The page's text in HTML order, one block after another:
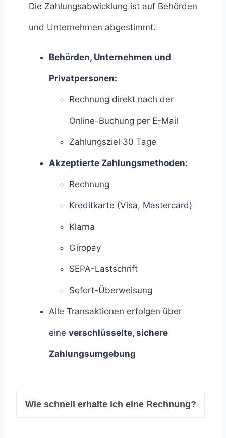
Die Zahlungsabwicklung ist auf Behörden
und Unternehmen abgestimmt.
Behörden, Unternehmen und
Privatpersonen:
Rechnung direkt nach der
Online-Buchung per E-Mail
Zahlungsziel 30 Tage
Akzeptierte Zahlungsmethoden:
Rechnung
Kreditkarte (Visa, Mastercard)
Klarna
Giropay
SEPA-Lastschrift
Sofort-Überweisung
Alle Transaktionen erfolgen über
eine verschlüsselte, sichere
Zahlungsumgebung
Wie schnell erhalte ich eine Rechnung?